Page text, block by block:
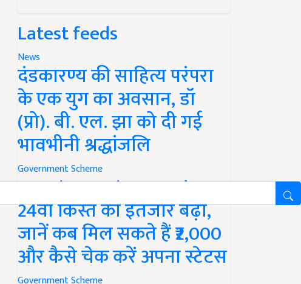
Latest feeds
News
दंडकारण्य की साहित्य परंपरा
के एक युग का अवसान, डॉ
(प्रो). बी. एल. झा को दी गई
भावभीनी श्रद्धांजलि
Government Scheme
PM Kisan Yojana Update:
24वीं किस्त का इंतजार बढ़ा,
जानें कब मिल सकते हैं ₹2,000
और कैसे चेक करें अपना स्टेटस
Government Scheme